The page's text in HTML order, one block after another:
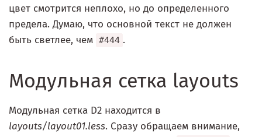
цвет смотрится неплохо, но до определенного
предела. Думаю, что основной текст не должен
быть светлее, чем #444 .
Модульная сетка layouts
Модульная сетка D2 находится в
layouts/layout01.less. Сразу обращаем внимание,